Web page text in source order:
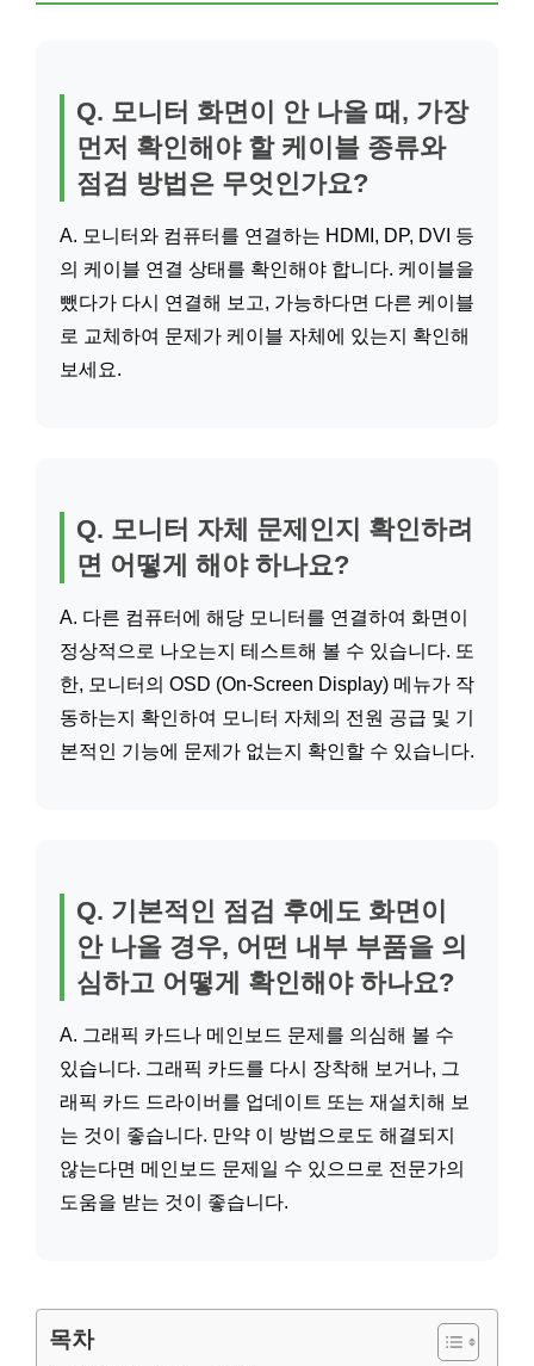
Q. 모니터 화면이 안 나올 때, 가장
먼저 확인해야 할 케이블 종류와
점검 방법은 무엇인가요?
A. 모니터와 컴퓨터를 연결하는 HDMI, DP, DVI 등
의 케이블 연결 상태를 확인해야 합니다. 케이블을
뺐다가 다시 연결해 보고, 가능하다면 다른 케이블
로 교체하여 문제가 케이블 자체에 있는지 확인해
보세요.
Q. 모니터 자체 문제인지 확인하려
면 어떻게 해야 하나요?
A. 다른 컴퓨터에 해당 모니터를 연결하여 화면이
정상적으로 나오는지 테스트해 볼 수 있습니다. 또
한, 모니터의 OSD (On-Screen Display) 메뉴가 작
동하는지 확인하여 모니터 자체의 전원 공급 및 기
본적인 기능에 문제가 없는지 확인할 수 있습니다.
Q. 기본적인 점검 후에도 화면이
안 나올 경우, 어떤 내부 부품을 의
심하고 어떻게 확인해야 하나요?
A. 그래픽 카드나 메인보드 문제를 의심해 볼 수
있습니다. 그래픽 카드를 다시 장착해 보거나, 그
래픽 카드 드라이버를 업데이트 또는 재설치해 보
는 것이 좋습니다. 만약 이 방법으로도 해결되지
않는다면 메인보드 문제일 수 있으므로 전문가의
도움을 받는 것이 좋습니다.
목차